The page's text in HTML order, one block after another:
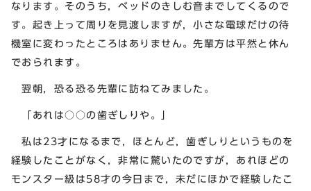
なります。そのうち，ベッドのきしむ音までしてくるので
す。起き上って周りを見渡しますが，小さな電球だけの待
機室に変わったところはありません。先輩方は平然と休ん
でおられます。
翌朝，恐る恐る先輩に訪ねてみました。
「あれは○○の歯ぎしりや。」
私は23才になるまで，ほとんど，歯ぎしりというものを
経験したことがなく，非常に驚いたのですが，あれほどの
モンスター級は58才の今日まで，未だにほかで経験したこ